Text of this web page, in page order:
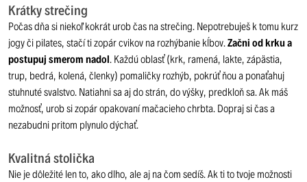
Krátky strečing
Počas dňa si niekoľkokrát urob čas na strečing. Nepotrebuješ k tomu kurz
jogy či pilates, stačí ti zopár cvikov na rozhýbanie kĺbov. Začni od krku a
postupuj smerom nadol . Každú oblasť (krk, ramená, lakte, zápästia,
trup, bedrá, kolená, členky) pomaličky rozhýb, pokrúť ňou a ponaťahuj
stuhnuté svalstvo. Natiahni sa aj do strán, do výšky, predkloň sa. Ak máš
možnosť, urob si zopár opakovaní mačacieho chrbta. Dopraj si čas a
nezabudni pritom plynulo dýchať.
Kvalitná stolička
Nie je dôležité len to, ako dlho, ale aj na čom sedíš. Ak ti to tvoje možnosti